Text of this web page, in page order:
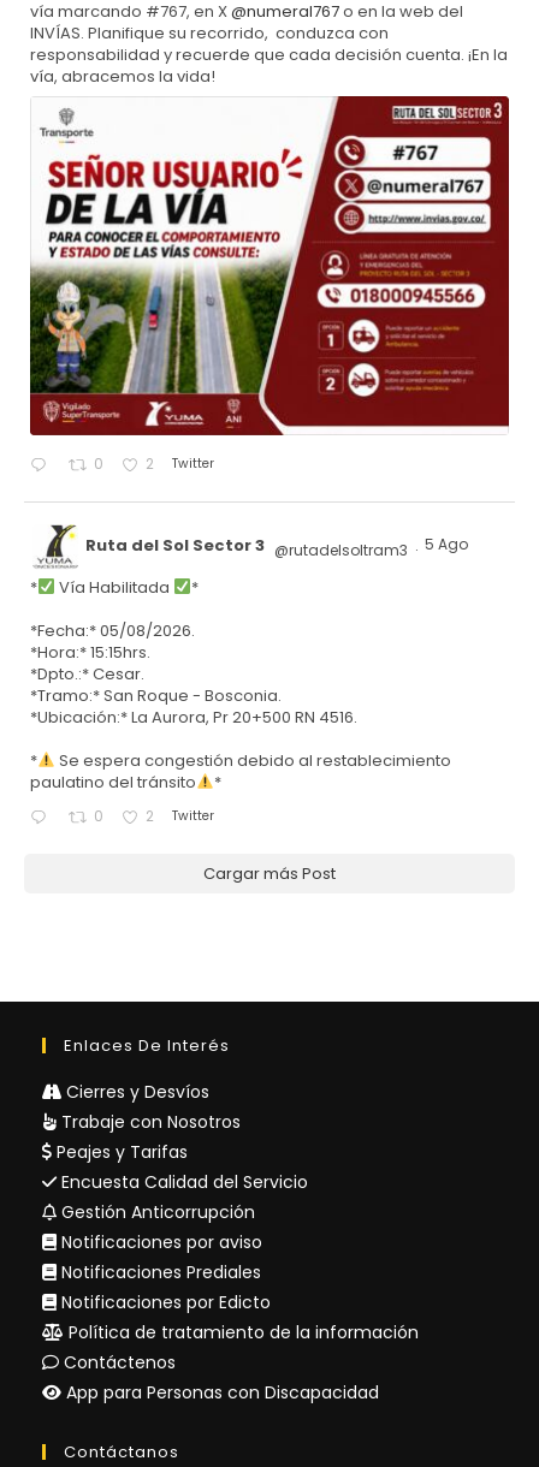
vía marcando #767, en X@numeral767o en la web del
INVÍAS. Planifique su recorrido, conduzca con
responsabilidad y recuerde que cada decisión cuenta. ¡En la
vía, abracemos la vida!
0 2 Twitter
Ruta del Sol Sector 3 @rutadelsoltram3 · 5 Ago
* Vía Habilitada
*
*Fecha:* 05/08/2026.
*Hora:* 15:15hrs.
*Dpto.:* Cesar.
*Tramo:* San Roque - Bosconia.
*Ubicación:* La Aurora, Pr 20+500 RN 4516.
*
Se espera congestión debido al restablecimiento
paulatino del tránsito
*
0 2 Twitter
Cargar más Post
Enlaces De Interés
Cierres y Desvíos
Trabaje con Nosotros
Peajes y Tarifas
Encuesta Calidad del Servicio
Gestión Anticorrupción
Notificaciones por aviso
Notificaciones Prediales
Notificaciones por Edicto
Política de tratamiento de la información
Contáctenos
App para Personas con Discapacidad
Contáctanos